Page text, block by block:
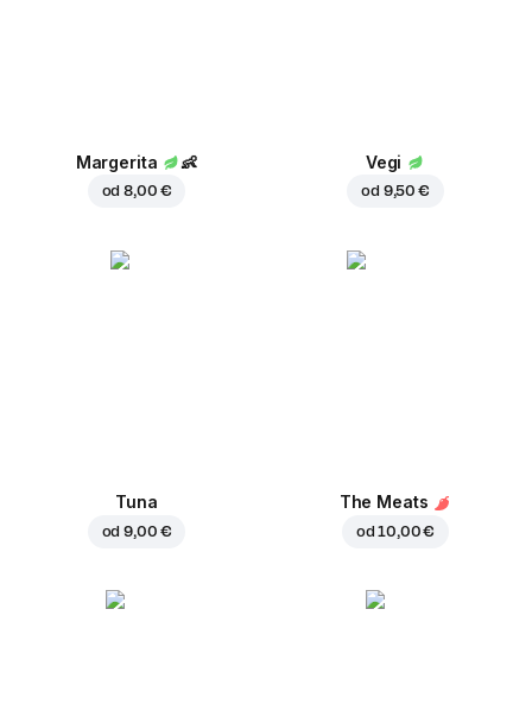
Margerita 👶
od8,00 €
Vegi
od 9,50 €
Tuna
od9,00 €
The Meats
od10,00 €